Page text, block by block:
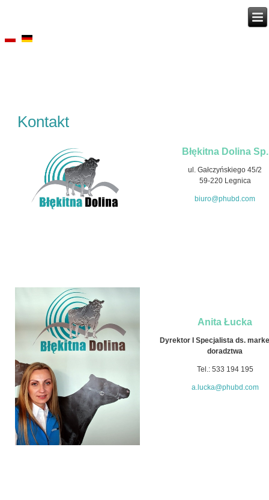
Kontakt
Błękitna Dolina Sp.
ul. Gałczyńskiego 45/2
59-220 Legnica
biuro@phubd.com
Anita Łucka
Dyrektor I Specjalista ds.
doradztwa
Tel.: 533 194 195
a.lucka@phubd.com